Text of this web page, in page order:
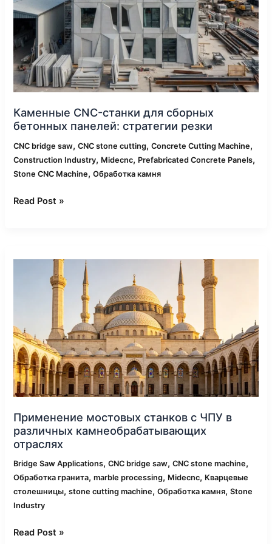
Каменные CNC-станки для сборных
бетонных панелей: стратегии резки
CNC bridge saw,CNC stone cutting,Concrete Cutting Machine,
Construction Industry, Midecnc, Prefabricated Concrete Panels,
Stone CNC Machine,Обработка камня
Read Post »
Применение мостовых станков с ЧПУ в
различных камнеобрабатывающих
отраслях
Bridge Saw Applications,CNC bridge saw,CNC stone machine,
Обработка гранита,marble processing, Midecnc, Кварцевые
столешницы,stone cutting machine,Обработка камня,Stone
Industry
различных
камнеобрабатывающих
отраслях
Read Post »